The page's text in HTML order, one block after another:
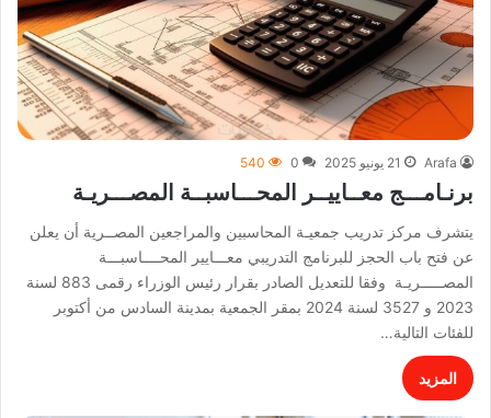
Arafa 21 يونيو 2025 0
540
برنـامـــج معــاييــر المحـــاسبــة المصـــريـة
يتشرف مركز تدريب جمعيـة المحاسبين والمراجعين المصــرية أن يعلن
عن فتح باب الحجز للبرنامج التدريبي معـــايير المحــــاسبـــة
المصـــــريـة وفقا للتعديل الصادر بقرار رئيس الوزراء رقمى 883 لسنة
2023 و 3527 لسنة 2024 بمقر الجمعية بمدينة السادس من أكتوبر
للفئات التالية…
المزيد